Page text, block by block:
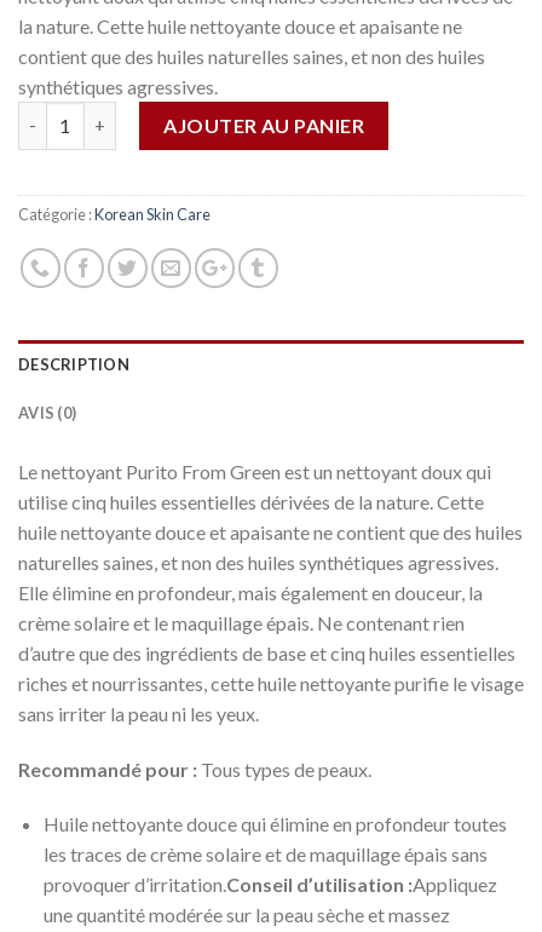
la nature. Cette huile nettoyante douce et apaisante ne
contient que des huiles naturelles saines, et non des huiles
synthétiques agressives.
AJOUTER AU PANIER
Catégorie :Korean Skin Care
DESCRIPTION
AVIS (0)
Le nettoyant Purito From Green est un nettoyant doux qui
utilise cinq huiles essentielles dérivées de la nature. Cette
huile nettoyante douce et apaisante ne contient que des huiles
naturelles saines, et non des huiles synthétiques agressives.
Elle élimine en profondeur, mais également en douceur, la
crème solaire et le maquillage épais. Ne contenant rien
d’autre que des ingrédients de base et cinq huiles essentielles
riches et nourrissantes, cette huile nettoyante purifie le visage
sans irriter la peau ni les yeux.
Recommandé pour : Tous types de peaux.
Huile nettoyante douce qui élimine en profondeur toutes
les traces de crème solaire et de maquillage épais sans
provoquer d’irritation.Conseil d’utilisation :Appliquez
une quantité modérée sur la peau sèche et massez